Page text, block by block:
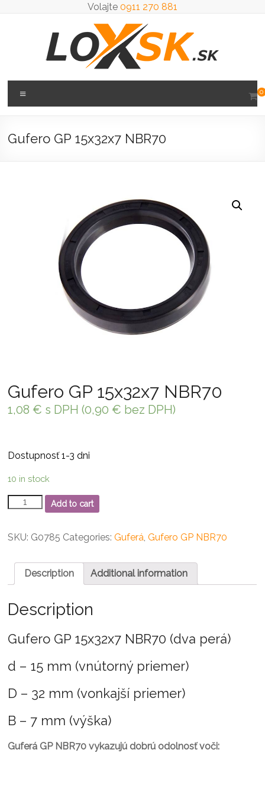
Volajte 0911 270 881
Loxsk
predaj
0
Gufero GP 15x32x7 NBR70
Gufero GP 15x32x7 NBR70
1,08 € s DPH (0,90 € bez DPH)
Dostupnosť 1-3 dni
10 in stock
Gufero
GP
NBR70
Add to cart
SKU: G0785 Categories:Guferá ,Gufero GP NBR70
Description Additional information
Description
Gufero GP 15x32x7 NBR70 (dva perá)
d – 15 mm (vnútorný priemer)
D – 32 mm (vonkajší priemer)
B – 7 mm (výška)
Guferá GP NBR70 vykazujú dobrú odolnosť voči: